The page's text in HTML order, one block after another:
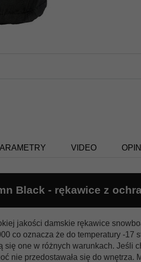
VIDEO
Black - rękawice z
jakości damskie rękawice
co oznacza że do temperatury -
się one w różnych warunkach. Jeśli
nie przedostawała się do wnętrza.